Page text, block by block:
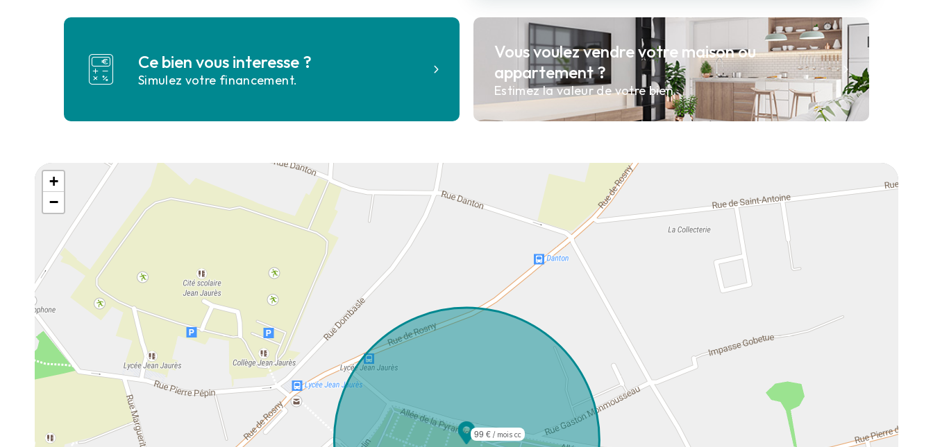
Ce bien vous interesse ?
Simulez votre financement.
Vous voulez vendre votre maison ou
appartement ?
Estimez la valeur de votre bien.
99 € / mois cc
+
−